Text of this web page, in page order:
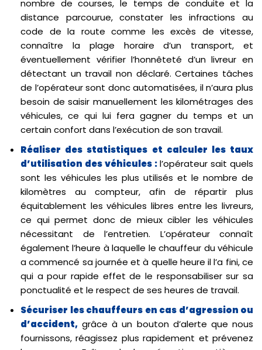
nombre de courses, le temps de conduite et la
distance parcourue, constater les infractions au
code de la route comme les excès de vitesse,
connaître la plage horaire d’un transport, et
éventuellement vérifier l’honnêteté d’un livreur en
détectant un travail non déclaré. Certaines tâches
de l’opérateur sont donc automatisées, il n’aura plus
besoin de saisir manuellement les kilométrages des
véhicules, ce qui lui fera gagner du temps et un
certain confort dans l’exécution de son travail.
Réaliser des statistiques et calculer les taux
d’utilisation des véhicules :l’opérateur sait quels
sont les véhicules les plus utilisés et le nombre de
kilomètres au compteur, afin de répartir plus
équitablement les véhicules libres entre les livreurs,
ce qui permet donc de mieux cibler les véhicules
nécessitant de l’entretien. L’opérateur connaît
également l’heure à laquelle le chauffeur du véhicule
a commencé sa journée et à quelle heure il l’a fini, ce
qui a pour rapide effet de le responsabiliser sur sa
ponctualité et le respect de ses heures de travail.
Sécuriser les chauffeurs en cas d’agression ou
d’accident, grâce à un bouton d’alerte que nous
fournissons, réagissez plus rapidement et prévenez